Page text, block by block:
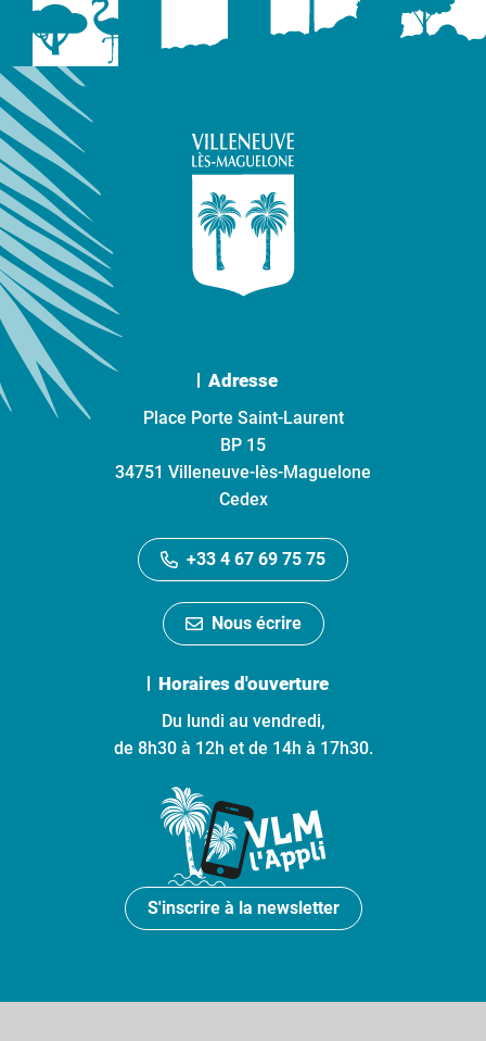
Adresse
Place Porte Saint-Laurent
BP 15
34751 Villeneuve-lès-Maguelone
Cedex
+33 4 67 69 75 75
Nous écrire
Horaires d'ouverture
Du lundi au vendredi,
de 8h30 à 12h et de 14h à 17h30.
S'inscrire à la newsletter